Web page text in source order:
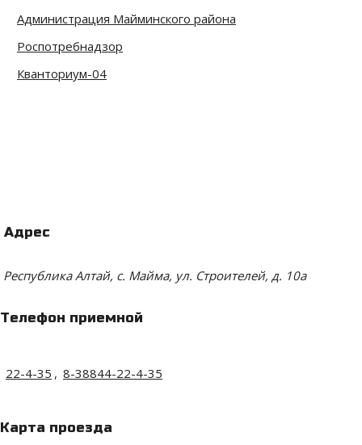
Администрация Майминского района
Роспотребнадзор
Кванториум-04
Адрес
Республика Алтай, с. Майма, ул. Строителей, д. 10а
Телефон приемной
22-4-35 , 8-38844-22-4-35
Карта проезда